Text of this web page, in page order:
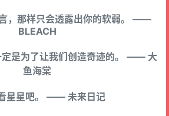
，那样只会透露出你的软弱。 ——
BLEACH
定是为了让我们创造奇迹的。 —— 大
鱼海棠
星星吧。 —— 未来日记